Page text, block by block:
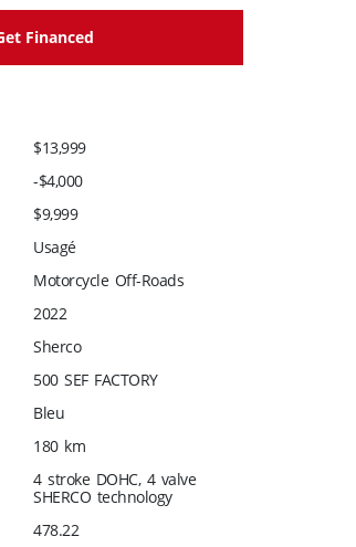
Financed
$13,999
-$4,000
$9,999
Usagé
Motorcycle Off-Roads
2022
Sherco
500 SEF FACTORY
Bleu
180 km
4 stroke DOHC, 4 valve
SHERCO technology
478.22